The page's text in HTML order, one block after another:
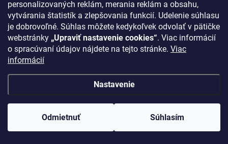
personalizovaných reklám, merania reklám a obsahu,
vytvárania štatistík a zlepšovania funkcií. Udelenie súhlasu
je dobrovoľné. Súhlas môžete kedykoľvek odvolať v pätičke
webstránky „Upraviť nastavenie cookies“. Viac informácií
o spracúvaní údajov nájdete na tejto stránke. Viac
informácií
Nastavenie
Odmietnuť Súhlasím
Bonusový systém
Reklamácie a vrátenie tovaru
Blog - najnovšie články
Obchodné podmienky
Podmienky ochrany osobných údajov
Odstúpenie od zmluvy